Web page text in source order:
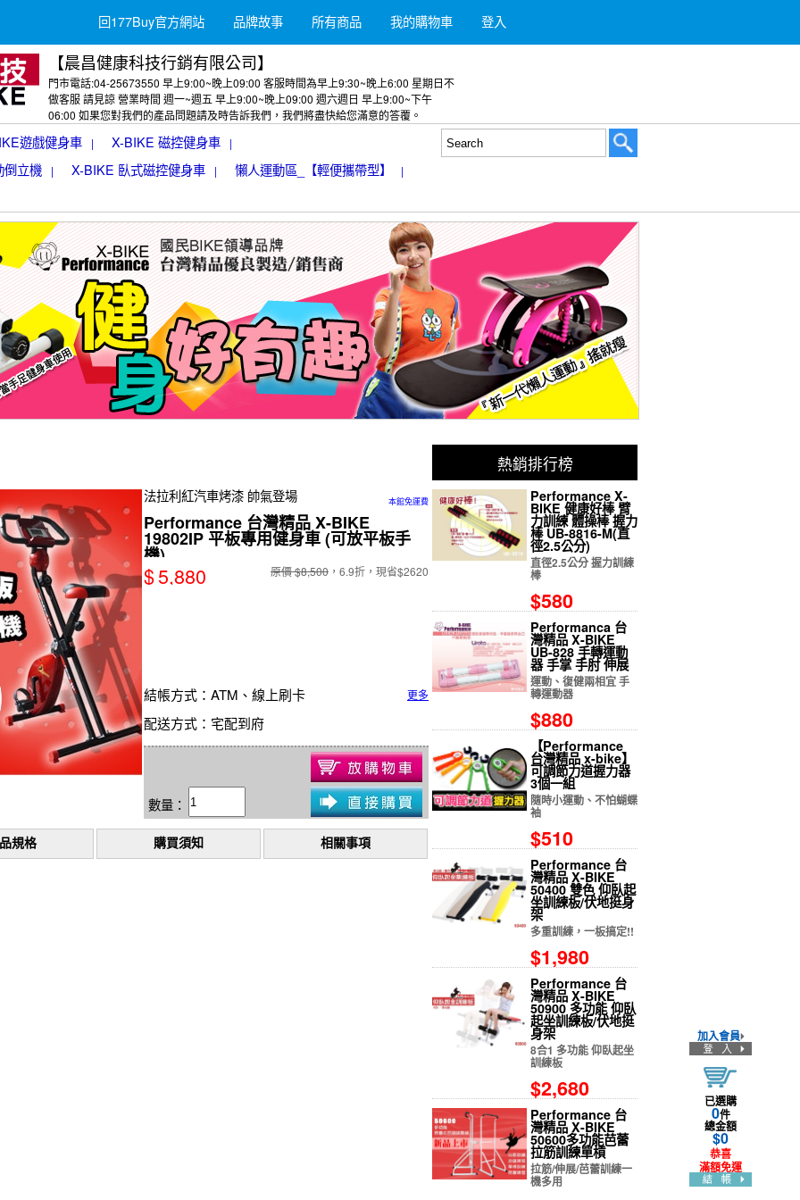
登入
我的購物車
所有商品
品牌故事
回177Buy官方網站
【晨昌健康科技行銷有限公司】
門市電話:04-25673550 早上9:00~晚上09:00 客服時間為早上9:30~晚上6:00 星期日不
做客服 請見諒 營業時間 週一~週五 早上9:00~晚上09:00 週六週日 早上9:00~下午
06:00 如果您對我們的產品問題請及時告訴我們，我們將盡快給您滿意的答覆。
遊戲健身車 | X-BIKE 磁控健身車 |
倒立機 | X-BIKE 臥式磁控健身車 | 懶人運動區_【輕便攜帶型】 |
法拉利紅汽車烤漆 帥氣登場 本館免運費
Performance 台灣精品 X-BIKE
19802IP 平板專用健身車 (可放平板手
機)
$5,880 原價 $8,500 ，6.9折，現省$2620
結帳方式 ：ATM、線上刷卡 更多
配送方式 ：宅配到府
數量：
規格 購買須知 相關事項
熱銷排行榜
Performance X-
BIKE 健康好棒 臂
力訓練 體操棒 握力
棒 UB-8816-M(直
徑2.5公分)
直徑2.5公分 握力訓練
棒
$580
Performanca 台
灣精品 X-BIKE
UB-828 手轉運動
器 手掌 手肘 伸展
運動、復健兩相宜 手
轉運動器
$880
【Performance
台灣精品 x-bike】
可調節力道握力器
3個一組
隨時小運動、不怕蝴蝶
袖
$510
Performance 台
灣精品 X-BIKE
50400 雙色 仰臥起
坐訓練板/伏地挺身
架
多重訓練，一板搞定!!
$1,980
Performance 台
灣精品 X-BIKE
50900 多功能 仰臥
起坐訓練板/伏地挺
身架
8合1 多功能 仰臥起坐
訓練板
$2,680
Performance 台
灣精品 X-BIKE
50600多功能芭蕾
拉筋訓練單槓
拉筋/伸展/芭蕾訓練一
機多用
加入會員
已選購
0件
總金額
$0
恭喜
滿額免運